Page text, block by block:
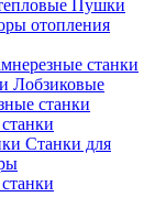
Пушки
отопления
Лобзиковые
станки
Станки для